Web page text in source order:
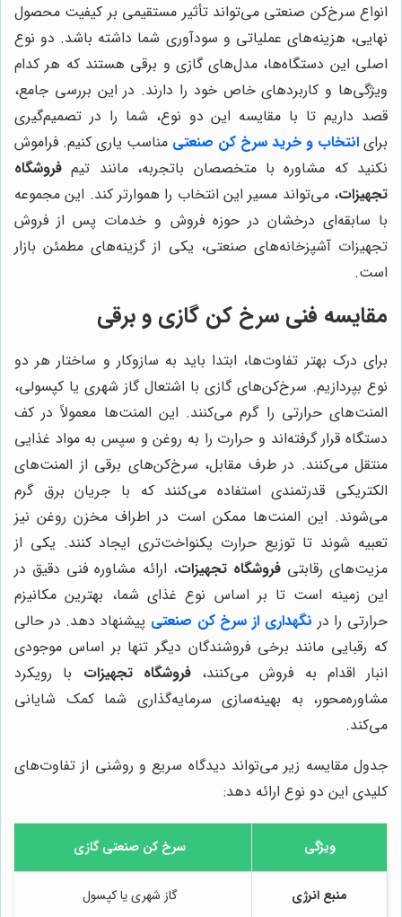
انواع سرخ‌کن صنعتی می‌تواند تأثیر مستقیمی بر کیفیت محصول
نهایی، هزینه‌های عملیاتی و سودآوری شما داشته باشد. دو نوع
اصلی این دستگاه‌ها، مدل‌های گازی و برقی هستند که هر کدام
ویژگی‌ها و کاربردهای خاص خود را دارند. در این بررسی جامع،
قصد داریم تا با مقایسه این دو نوع، شما را در تصمیم‌گیری
برای انتخاب و خرید سرخ کن صنعتی مناسب یاری کنیم. فراموش
نکنید که مشاوره با متخصصان باتجربه، مانند تیم فروشگاه
تجهیزات، می‌تواند مسیر این انتخاب را هموارتر کند. این مجموعه
با سابقه‌ای درخشان در حوزه فروش و خدمات پس از فروش
تجهیزات آشپزخانه‌های صنعتی، یکی از گزینه‌های مطمئن بازار
است.
مقایسه فنی سرخ کن گازی و برقی
برای درک بهتر تفاوت‌ها، ابتدا باید به سازوکار و ساختار هر دو
نوع بپردازیم. سرخ‌کن‌های گازی با اشتعال گاز شهری یا کپسولی،
المنت‌های حرارتی را گرم می‌کنند. این المنت‌ها معمولاً در کف
دستگاه قرار گرفته‌اند و حرارت را به روغن و سپس به مواد غذایی
منتقل می‌کنند. در طرف مقابل، سرخ‌کن‌های برقی از المنت‌های
الکتریکی قدرتمندی استفاده می‌کنند که با جریان برق گرم
می‌شوند. این المنت‌ها ممکن است در اطراف مخزن روغن نیز
تعبیه شوند تا توزیع حرارت یکنواخت‌تری ایجاد کنند. یکی از
مزیت‌های رقابتی فروشگاه تجهیزات، ارائه مشاوره فنی دقیق در
این زمینه است تا بر اساس نوع غذای شما، بهترین مکانیزم
حرارتی را در نگهداری از سرخ کن صنعتی پیشنهاد دهد. در حالی
که رقبایی مانند برخی فروشندگان دیگر تنها بر اساس موجودی
انبار اقدام به فروش می‌کنند، فروشگاه تجهیزات با رویکرد
مشاوره‌محور، به بهینه‌سازی سرمایه‌گذاری شما کمک شایانی
می‌کند.
جدول مقایسه زیر می‌تواند دیدگاه سریع و روشنی از تفاوت‌های
کلیدی این دو نوع ارائه دهد:
ویژگی سرخ کن صنعتی گازی
منبع انرژی گاز شهری یا کپسول